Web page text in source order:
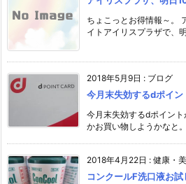
ちょこっとお得情報～。
イトアイリスプラザで、
2018年5月9日 : ブログ
今月末失効するdポイ
今月末失効するdポイン
かお買い物しようかなと
2018年4月22日 : 健康・
コンクールF洗口液お